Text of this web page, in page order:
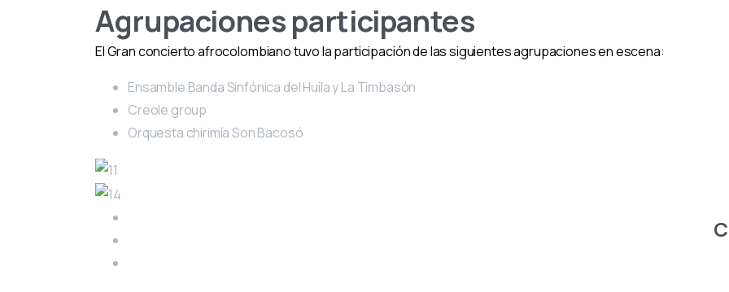
Agrupaciones participantes
El Gran concierto afrocolombiano tuvo la participación de las siguientes agrupaciones en escena:
Ensamble Banda Sinfónica del Huila y La Timbasón
Creole group
Orquesta chirimía Son Bacosó